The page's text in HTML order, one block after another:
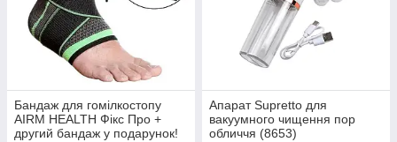
Бандаж для гомілкостопу
AIRM HEALTH Фікс Про +
другий бандаж у подарунок!
Апарат Supretto для
вакуумного чищення пор
обличчя (8653)